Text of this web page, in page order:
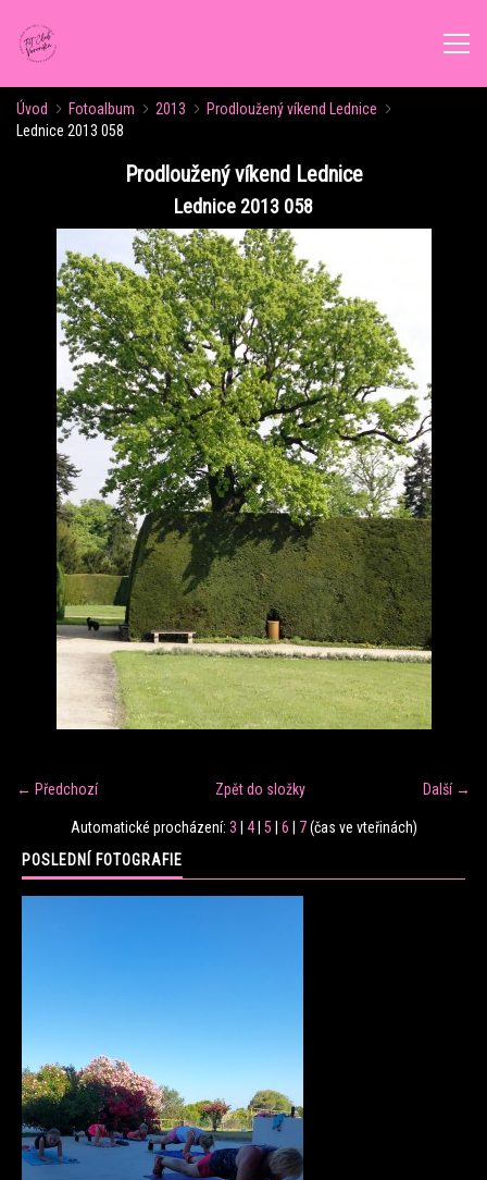
ÚVOD
ROZVRH CVIČENÍ
KALENDÁŘ AKCÍ
FORMY CVIČENÍ
VÝŽIVOVÉ PORADENSTVÍ
FITNESS TRÉNINK
VERONIKA FRÁNOVÁ
FIT CLUB VERONIKA
KONTAKT
FOTOALBUM
KE STAŽENÍ
Veronika Fránová
Úvod Fotoalbum 2013
Prodloužený víkend Lednice
Lednice 2013 058
Prodloužený víkend Lednice
Lednice 2013 058
← Předchozí Další →
Zpět do složky
Automatické procházení: 3 4| 5 6 7(čas ve vteřinách)
POSLEDNÍ FOTOGRAFIE